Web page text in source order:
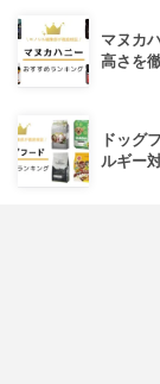
マヌカ
高さを
ドッグ
ルギー